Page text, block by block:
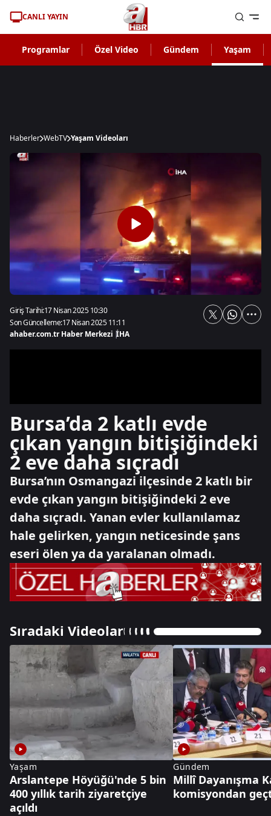
CANLI YAYIN
Programlar Özel Video Gündem Yaşam
Haberler WebTV Yaşam Videoları
Giriş Tarihi:17 Nisan 2025 10:30
Son Güncelleme:17 Nisan 2025 11:11
ahaber.com.tr Haber Merkezi |İHA
Bursa’da 2 katlı evde
çıkan yangın bitişiğindeki
2 eve daha sıçradı
Bursa’nın Osmangazi ilçesinde 2 katlı bir
evde çıkan yangın bitişiğindeki 2 eve
daha sıçradı. Yanan evler kullanılamaz
hale gelirken, yangın neticesinde şans
eseri ölen ya da yaralanan olmadı.
Sıradaki Videolar
Yaşam
Arslantepe Höyüğü'nde 5 bin
400 yıllık tarih ziyaretçiye
açıldı
Gündem
Millî Dayanışma
komisyondan